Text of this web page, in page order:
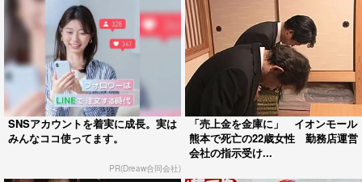
SNSアカウントを着実に成長。実は
みんなココ使ってます。
PR(Dreaw合同会社)
「売上金を金庫に」 イオンモール
熊本で死亡の22歳女性 勤務店運営
会社の指示受け...